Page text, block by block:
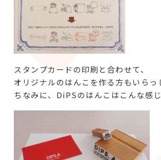
スタンプカードの印刷と合わせて、
オリジナルのはんこを作る方もいらっ
ちなみに、DiPSのはんこはこんな感じ